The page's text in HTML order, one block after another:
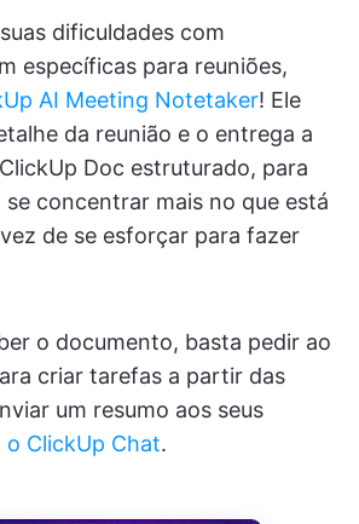
dificuldades com
específicas para reuniões,
AI Meeting Notetaker! Ele
da reunião e o entrega a
Doc estruturado, para
se concentrar mais no que está
de se esforçar para fazer
o documento, basta pedir ao
criar tarefas a partir das
um resumo aos seus
o ClickUp Chat.